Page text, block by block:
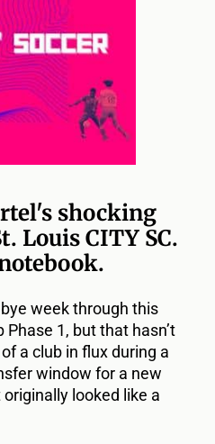
shocking
Louis CITY SC.
week through this
Phase 1, but that hasn’t
a club in flux during a
window for a new
looked like a